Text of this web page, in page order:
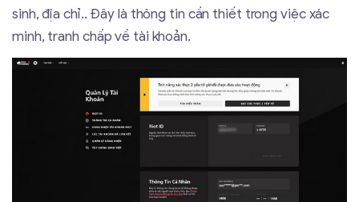
sinh, địa chỉ.. Đây là thông tin cần thiết trong việc xác
minh, tranh chấp về tài khoản.